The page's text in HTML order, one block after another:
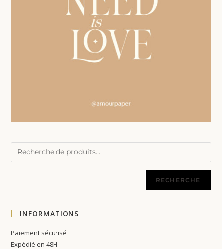
RECHERCHE
INFORMATIONS
Paiement sécurisé
Expédié en 48H